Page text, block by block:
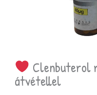
Clenbuterol
átvétellel